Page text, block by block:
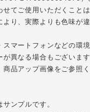
せてご使用いただくことは
より、実際よりも色味が
スマートフォンなどの環
が異なる場合もございます
商品アップ画像をご参照く
サンプルです。